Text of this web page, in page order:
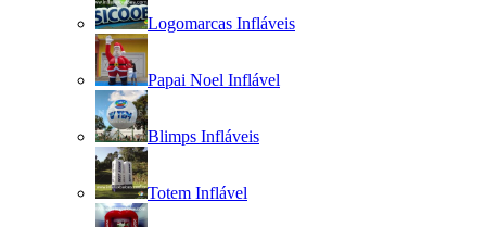
Logomarcas Infláveis
Papai Noel Inflável
Blimps Infláveis
Totem Inflável